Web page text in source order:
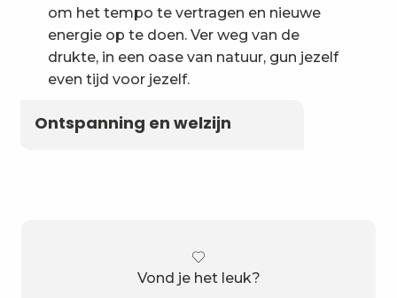
om het tempo te vertragen en nieuwe
energie op te doen. Ver weg van de
drukte, in een oase van natuur, gun jezelf
even tijd voor jezelf.
Ontspanning en welzijn
Vond je het leuk?